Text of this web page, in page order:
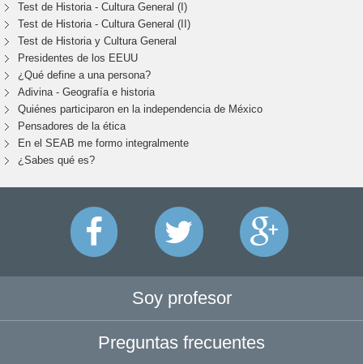
Test de Historia - Cultura General (I)
Test de Historia - Cultura General (II)
Test de Historia y Cultura General
Presidentes de los EEUU
¿Qué define a una persona?
Adivina - Geografía e historia
Quiénes participaron en la independencia de México
Pensadores de la ética
En el SEAB me formo integralmente
¿Sabes qué es?
Soy profesor
Preguntas frecuentes